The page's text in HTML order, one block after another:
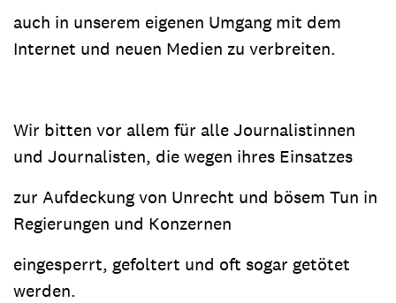
auch in unserem eigenen Umgang mit dem
Internet und neuen Medien zu verbreiten.
Wir bitten vor allem für alle Journalistinnen
und Journalisten, die wegen ihres Einsatzes
zur Aufdeckung von Unrecht und bösem Tun in
Regierungen und Konzernen
eingesperrt, gefoltert und oft sogar getötet
werden.